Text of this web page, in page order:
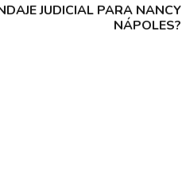
JUDICIAL PARA NANCY
NÁPOLES?